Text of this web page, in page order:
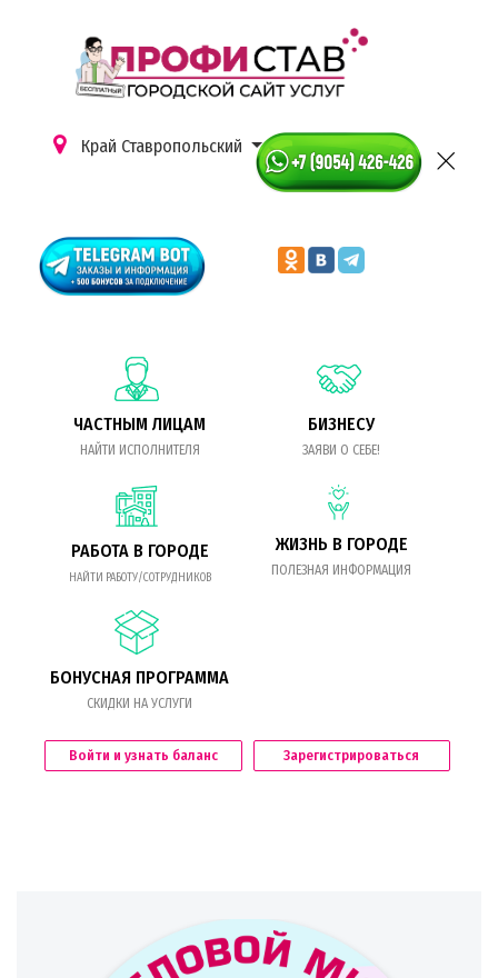
Край Ставропольский
ЧАСТНЫМ ЛИЦАМ
НАЙТИ ИСПОЛНИТЕЛЯ
БИЗНЕСУ
ЗАЯВИ О СЕБЕ!
РАБОТА В ГОРОДЕ
НАЙТИ РАБОТУ/СОТРУДНИКОВ
ЖИЗНЬ В ГОРОДЕ
ПОЛЕЗНАЯ ИНФОРМАЦИЯ
БОНУСНАЯ ПРОГРАММА
СКИДКИ НА УСЛУГИ
Войти и узнать баланс Зарегистрироваться